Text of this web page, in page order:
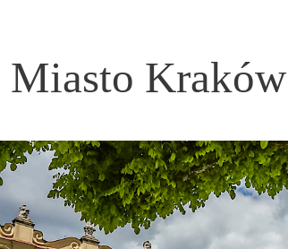
Miasto Kraków